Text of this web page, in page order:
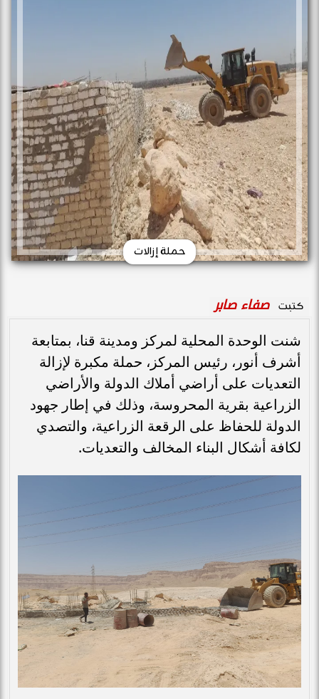
حملة إزالات
كتبت صفاء صابر
شنت الوحدة المحلية لمركز ومدينة قنا، بمتابعة
أشرف أنور، رئيس المركز، حملة مكبرة لإزالة
التعديات على أراضي أملاك الدولة والأراضي
الزراعية بقرية المحروسة، وذلك في إطار جهود
الدولة للحفاظ على الرقعة الزراعية، والتصدي
لكافة أشكال البناء المخالف والتعديات.